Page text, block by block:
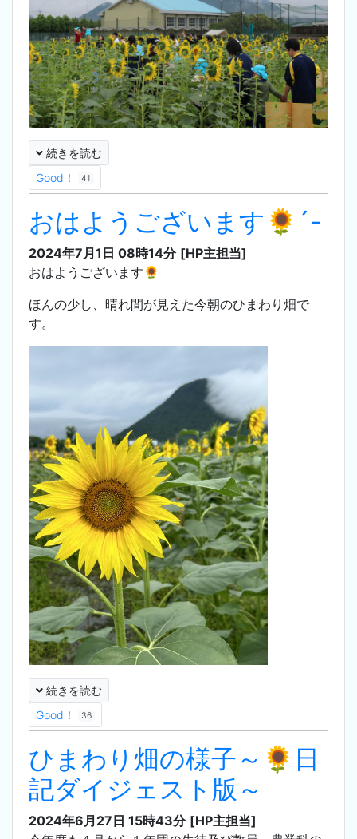
続きを読む
Good！
41
おはようございます🌻´-
2024年7月1日 08時14分 [HP主担当]
おはようございます🌻
ほんの少し、晴れ間が見えた今朝のひまわり畑で
す。
続きを読む
Good！
36
ひまわり畑の様子～🌻日
記ダイジェスト版～
2024年6月27日 15時43分 [HP主担当]